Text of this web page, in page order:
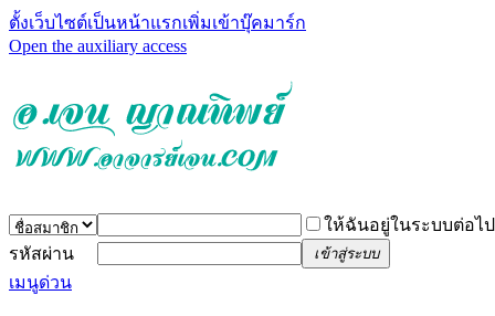
ตั้งเว็บไซต์เป็นหน้าแรกเพิ่มเข้าบุ๊คมาร์ก
Open the auxiliary access
ให้ฉันอยู่ในระบบต่อไป
รหัสผ่าน
เข้าสู่ระบบ
เมนูด่วน